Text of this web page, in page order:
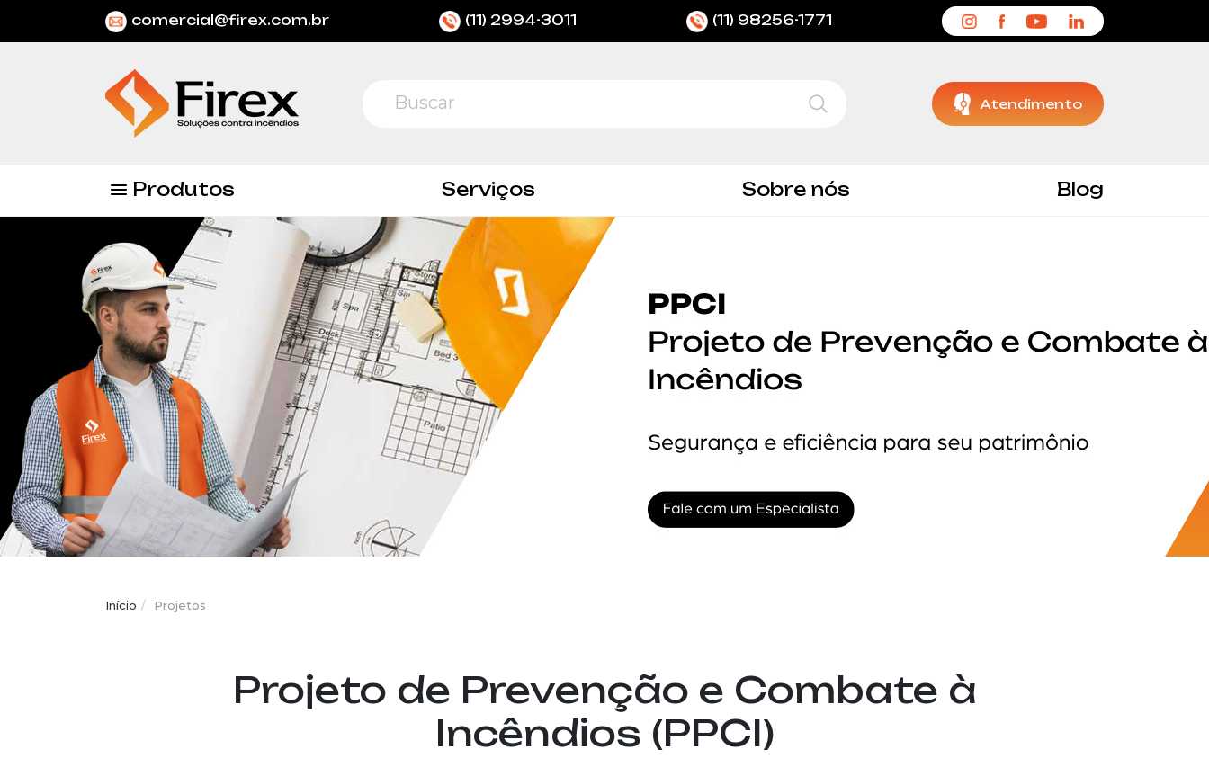
comercial@firex.com.br (11) 2994-3011 (11) 98256-1771
Atendimento
Produtos Serviços Sobre nós Blog
Início Projetos
Projeto de Prevenção e Combate à
Incêndios (PPCI)